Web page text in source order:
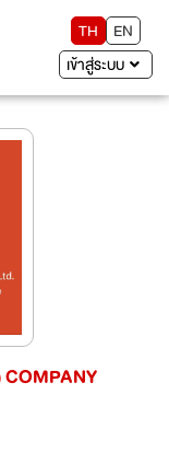
TH
EN
เข้าสู่ระบบ
COMPANY